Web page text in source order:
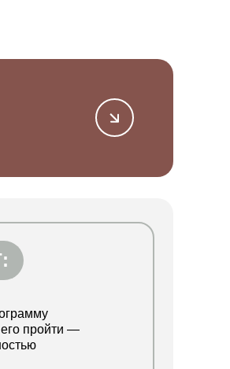
пройти —